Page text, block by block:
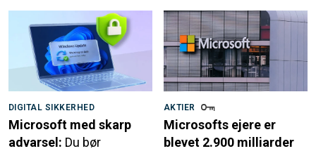
DIGITAL SIKKERHED
Microsoft med skarp
advarsel: Du bør
AKTIER
Microsofts ejere er
blevet 2.900 milliarder